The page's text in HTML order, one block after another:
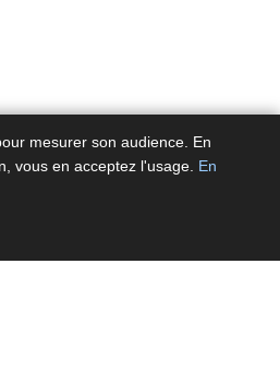
mesurer son audience. En
vous en acceptez l'usage. En